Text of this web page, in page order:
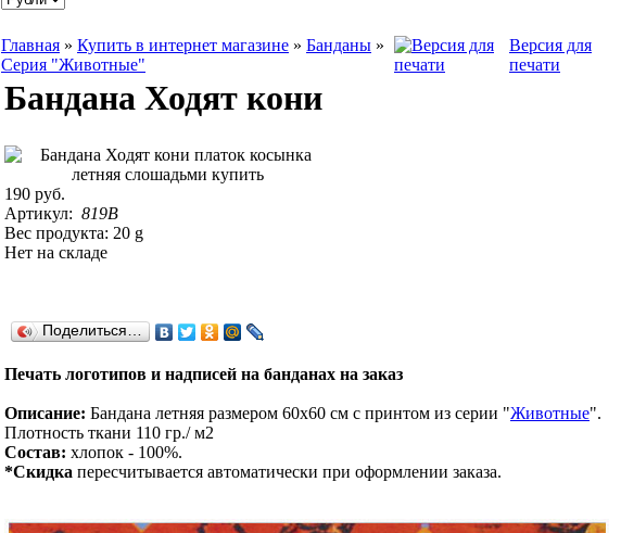
Главная » Купить в интернет магазине » Банданы »
Серия "Животные"
Версия для
печати
Бандана Ходят кони
190 руб.
Артикул: 819B
Вес продукта: 20 g
Нет на складе
Поделиться…
Печать логотипов и надписей на банданах на заказ
Описание: Бандана летняя размером 60х60 см с принтом из серии "Животные".
Плотность ткани 110 гр./ м2
Состав: хлопок - 100%.
*Скидка пересчитывается автоматически при оформлении заказа.